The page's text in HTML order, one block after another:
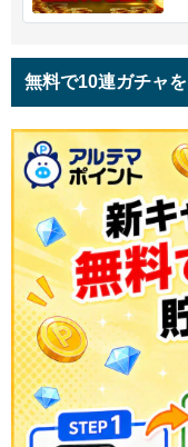
無料で10連ガチャを